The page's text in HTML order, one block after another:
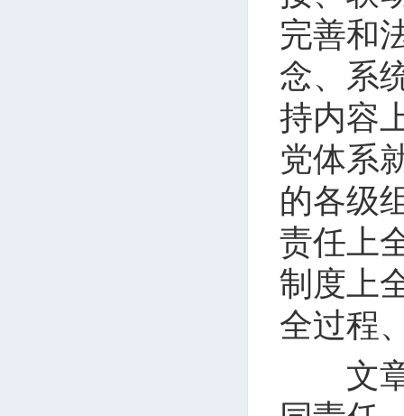
完善和
念、系
持内容
党体系
的各级
责任上
制度上
全过程
文章